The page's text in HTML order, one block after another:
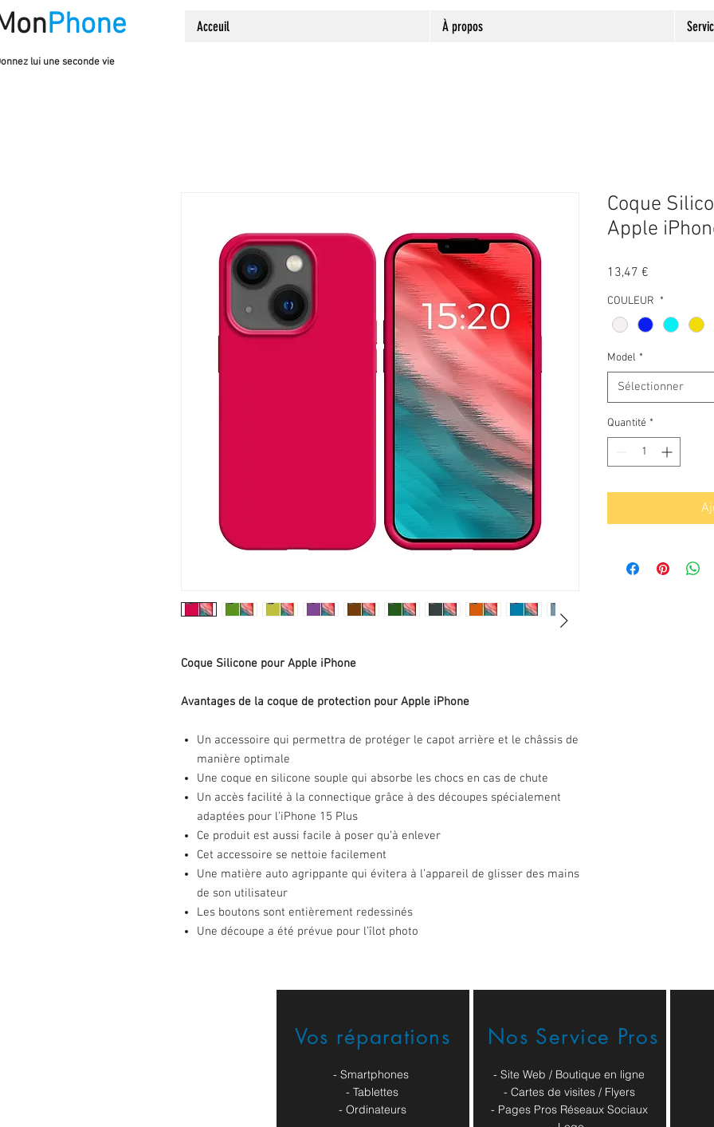
Phone Acceuil À propos
lui une seconde vie
Coque Silicone pour Apple iPhone
Avantages de la coque de protection pour Apple iPhone
Un accessoire qui permettra de protéger le capot arrière et le châssis de
manière optimale
Une coque en silicone souple qui absorbe les chocs en cas de chute
Un accès facilité à la connectique grâce à des découpes spécialement
adaptées pour l’iPhone 15 Plus
Ce produit est aussi facile à poser qu’à enlever
Cet accessoire se nettoie facilement
Une matière auto agrippante qui évitera à l’appareil de glisser des mains
de son utilisateur
Les boutons sont entièrement redessinés
Une découpe a été prévue pour l’îlot photo
Coque
Apple
13,47 €
COULEUR *
Model *
Sélectionner
Quantité *
Vos réparations
- Smartphones
- Tablettes
- Ordinateurs
Nos Service Pros
- Site Web / Boutique en ligne
- Cartes de visites / Flyers
- Pages Pros Réseaux Sociaux